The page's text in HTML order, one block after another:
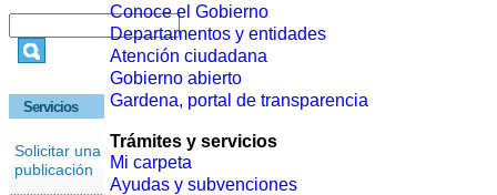
Servicios
Solicitar una
publicación
Conoce el Gobierno
Departamentos y entidades
Atención ciudadana
Gobierno abierto
Gardena, portal de transparencia
Trámites y servicios
Mi carpeta
Ayudas y subvenciones